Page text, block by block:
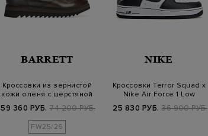
BARRETT
Кроссовки из зернистой
кожи оленя с шерстяной
отделкой
59 360 РУБ. 74 200 РУБ.
FW25/26
NIKE
Кроссовки Terror Squad x
Nike Air Force 1 Low
'Blackou…
25 830 РУБ. 36 900 РУБ.